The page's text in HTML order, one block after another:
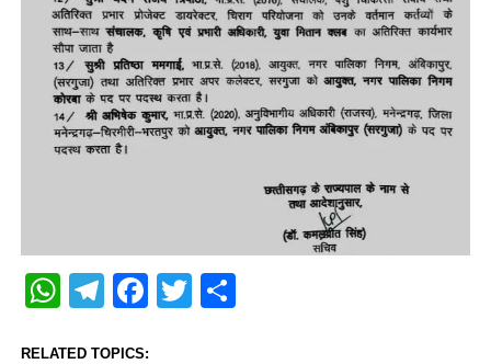
WhatsApp
Telegram
Facebook
Twitter
RELATED TOPICS: